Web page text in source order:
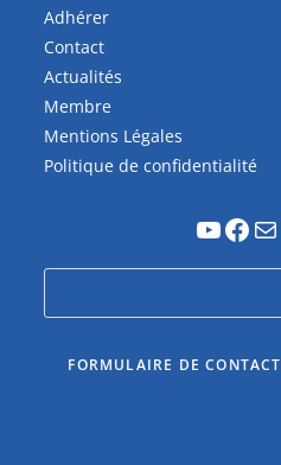
Adhérer
Contact
Actualités
Membre
Mentions Légales
Politique de confidentialité
FORMULAIRE DE CONTACT